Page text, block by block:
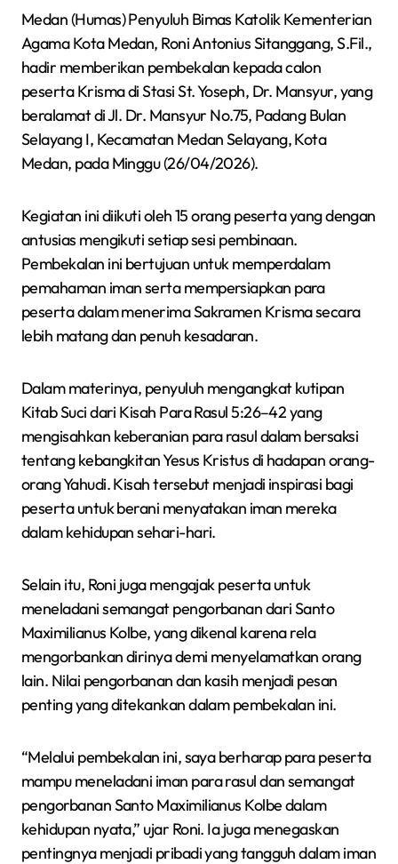
Medan (Humas) Penyuluh Bimas Katolik Kementerian
Agama Kota Medan, Roni Antonius Sitanggang, S.Fil.,
hadir memberikan pembekalan kepada calon
peserta Krisma di Stasi St. Yoseph, Dr. Mansyur, yang
beralamat di Jl. Dr. Mansyur No.75, Padang Bulan
Selayang I, Kecamatan Medan Selayang, Kota
Medan, pada Minggu (26/04/2026).
Kegiatan ini diikuti oleh 15 orang peserta yang dengan
antusias mengikuti setiap sesi pembinaan.
Pembekalan ini bertujuan untuk memperdalam
pemahaman iman serta mempersiapkan para
peserta dalam menerima Sakramen Krisma secara
lebih matang dan penuh kesadaran.
Dalam materinya, penyuluh mengangkat kutipan
Kitab Suci dari Kisah Para Rasul 5:26–42 yang
mengisahkan keberanian para rasul dalam bersaksi
tentang kebangkitan Yesus Kristus di hadapan orang-
orang Yahudi. Kisah tersebut menjadi inspirasi bagi
peserta untuk berani menyatakan iman mereka
dalam kehidupan sehari-hari.
Selain itu, Roni juga mengajak peserta untuk
meneladani semangat pengorbanan dari Santo
Maximilianus Kolbe, yang dikenal karena rela
mengorbankan dirinya demi menyelamatkan orang
lain. Nilai pengorbanan dan kasih menjadi pesan
penting yang ditekankan dalam pembekalan ini.
“Melalui pembekalan ini, saya berharap para peserta
mampu meneladani iman para rasul dan semangat
pengorbanan Santo Maximilianus Kolbe dalam
kehidupan nyata,” ujar Roni. Ia juga menegaskan
pentingnya menjadi pribadi yang tangguh dalam iman